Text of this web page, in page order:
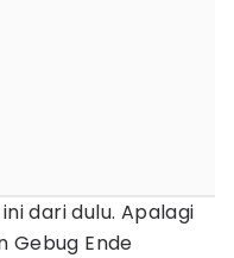
dari dulu. Apalagi
Gebug Ende